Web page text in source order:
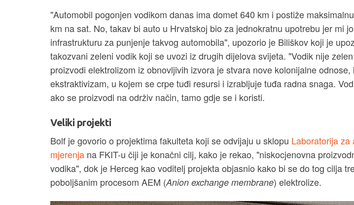
"Automobil pogonjen vodikom danas ima domet 640 km i postiže
km na sat. No, takav bi auto u Hrvatskoj bio za jednokratnu upotrebu jer mi
infrastrukturu za punjenje takvog automobila", upozorio je Biliškov koji je
takozvani zeleni vodik koji se uvozi iz drugih dijelova svijeta. "Vodik nije
proizvodi elektrolizom iz obnovljivih izvora je stvara nove kolonijalne odnose,
ekstraktivizam, u kojem se crpe tuđi resursi i izrabljuje tuđa radna snaga.
ako se proizvodi na održiv način, tamo gdje se i koristi.
Veliki projekti
Bolf je govorio o projektima fakulteta koji se odvijaju u sklopu Laboratorija za
mjerenja na FKIT-u čiji je konačni cilj, kako je rekao, "niskocjenovna
vodika", dok je Herceg kao voditelj projekta objasnio kako bi se do tog cilja
poboljšanim procesom AEM (Anion exchange membrane) elektrolize.